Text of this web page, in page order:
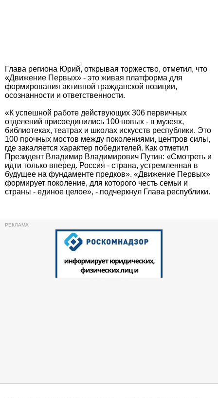
Глава региона Юрий, открывая торжество, отметил, что
«Движение Первых» - это живая платформа для
формирования активной гражданской позиции,
осознанности и ответственности.
«К успешной работе действующих 306 первичных
отделений присоединились 100 новых - в музеях,
библиотеках, театрах и школах искусств республики. Это
100 прочных мостов между поколениями, центров силы,
где закаляется характер победителей. Как отметил
Президент Владимир Владимирович Путин: «Смотреть и
идти только вперед. Россия - страна, устремленная в
будущее на фундаменте предков». «Движение Первых»
формирует поколение, для которого честь семьи и
страны - единое целое», - подчеркнул Глава республики.